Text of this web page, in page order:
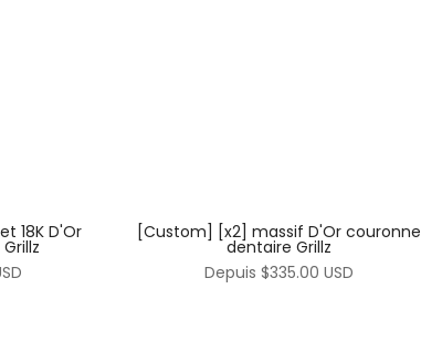
18K D'Or [Custom] [x2] massif D'Or couronne
dentaire Grillz
Depuis $335.00 USD